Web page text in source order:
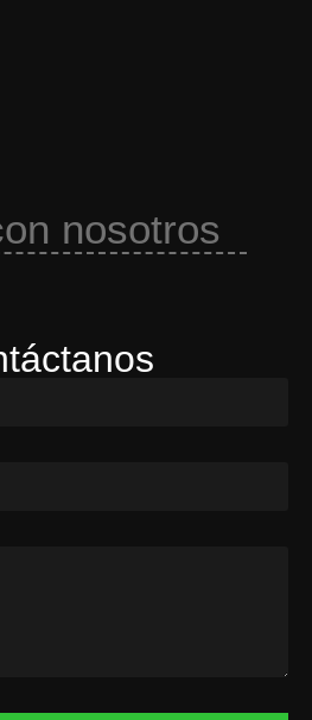
nosotros